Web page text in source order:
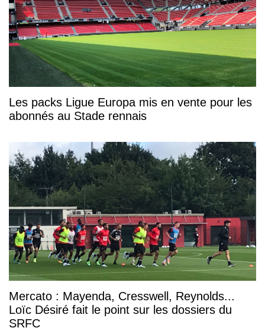
Les packs Ligue Europa mis en vente pour les
abonnés au Stade rennais
Mercato : Mayenda, Cresswell, Reynolds...
Loïc Désiré fait le point sur les dossiers du
SRFC